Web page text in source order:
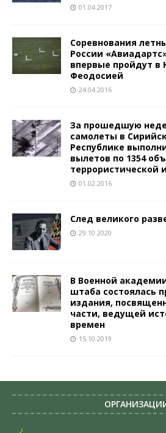
01.04.2017
Соревнования
России
впервые пройдут в
Феодосией
24.04.2016
За прошедшую
самолеты в
Республике
вылетов по 1354
террористической
01.02.2016
След великого
29.10.2020
В Военной
штаба состоялась
издания,
части, ведущей
времен
15.10.2019